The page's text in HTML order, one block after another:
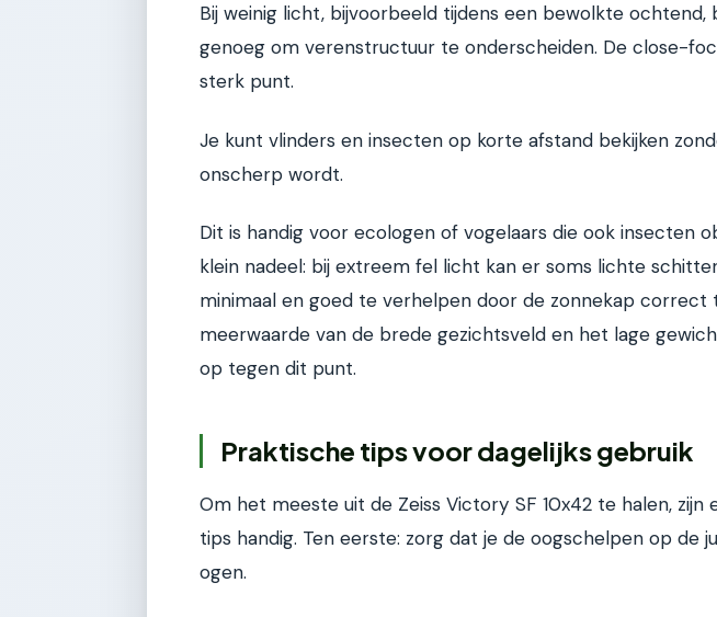
Bij weinig licht, bijvoorbeeld tijdens een bewolkte
genoeg om verenstructuur te onderscheiden. De close-
sterk punt.
Je kunt vlinders en insecten op korte afstand bekijken
onscherp wordt.
Dit is handig voor ecologen of vogelaars die ook insecten
klein nadeel: bij extreem fel licht kan er soms lichte
minimaal en goed te verhelpen door de zonnekap correct
meerwaarde van de brede gezichtsveld en het lage
op tegen dit punt.
Praktische tips voor dagelijks gebruik
Om het meeste uit de Zeiss Victory SF 10x42 te halen, zijn
tips handig. Ten eerste: zorg dat je de oogschelpen op de
ogen.